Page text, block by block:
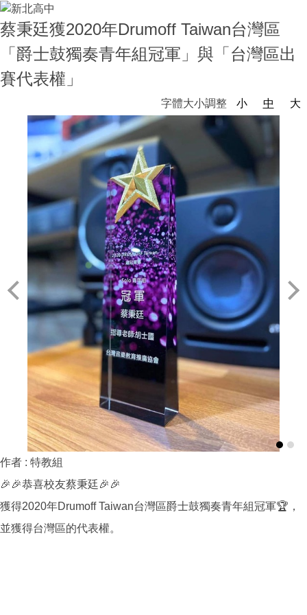
蔡秉廷獲2020年Drumoff Taiwan台灣區
「爵士鼓獨奏青年組冠軍」與「台灣區出
賽代表權」
字體大小調整 小 中 大
作者 : 特教組
🎉🎉恭喜校友蔡秉廷🎉🎉
獲得2020年Drumoff Taiwan台灣區爵士鼓獨奏青年組冠軍🏆，
並獲得台灣區的代表權。